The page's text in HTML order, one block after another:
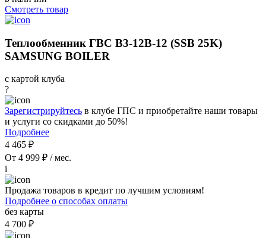
Смотреть товар
Теплообменник ГВС В3-12В-12 (SSB 25K)
SAMSUNG BOILER
с картой клуба
?
Зарегистрируйтесь в клубе ГПС и приобретайте наши товары
и услуги со скидками до 50%!
Подробнее
4 465 ₽
От 4 999 ₽ / мес.
i
Продажа товаров в кредит по лучшим условиям!
Подробнее о способах оплаты
без карты
4 700 ₽